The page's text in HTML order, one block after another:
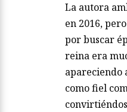
La autora
en 2016,
por buscar
reina era
apareciendo
como fiel